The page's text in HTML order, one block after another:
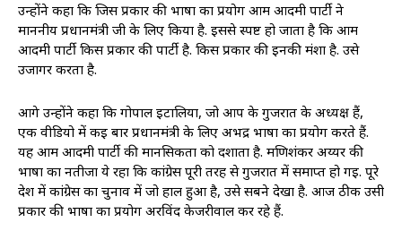
उन्होंने कहा कि जिस प्रकार की भाषा का प्रयोग आम आदमी पार्टी ने
माननीय प्रधानमंत्री जी के लिए किया है. इससे स्पष्ट हो जाता है कि आम
आदमी पार्टी किस प्रकार की पार्टी है. किस प्रकार की इनकी मंशा है. उसे
उजागर करता है.
आगे उन्होंने कहा कि गोपाल इटालिया, जो आप के गुजरात के अध्यक्ष हैं,
एक वीडियो में कई बार प्रधानमंत्री के लिए अभद्र भाषा का प्रयोग करते हैं.
यह आम आदमी पार्टी की मानसिकता को दर्शाता है. मणिशंकर अय्यर की
भाषा का नतीजा ये रहा कि कांग्रेस पूरी तरह से गुजरात में समाप्त हो गई. पूरे
देश में कांग्रेस का चुनाव में जो हाल हुआ है, उसे सबने देखा है. आज ठीक उसी
प्रकार की भाषा का प्रयोग अरविंद केजरीवाल कर रहे हैं.